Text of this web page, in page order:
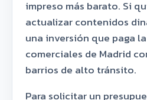
impreso más barato. Si
actualizar contenidos
una inversión que paga
comerciales de Madrid
barrios de alto tránsito.
Para solicitar un